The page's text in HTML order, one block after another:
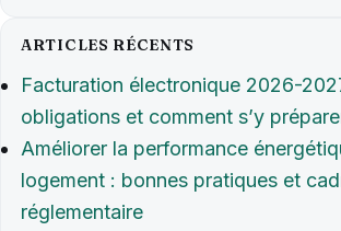
ARTICLES RÉCENTS
Facturation électronique 2026-
obligations et comment s’y
Améliorer la performance
logement : bonnes pratiques et
réglementaire